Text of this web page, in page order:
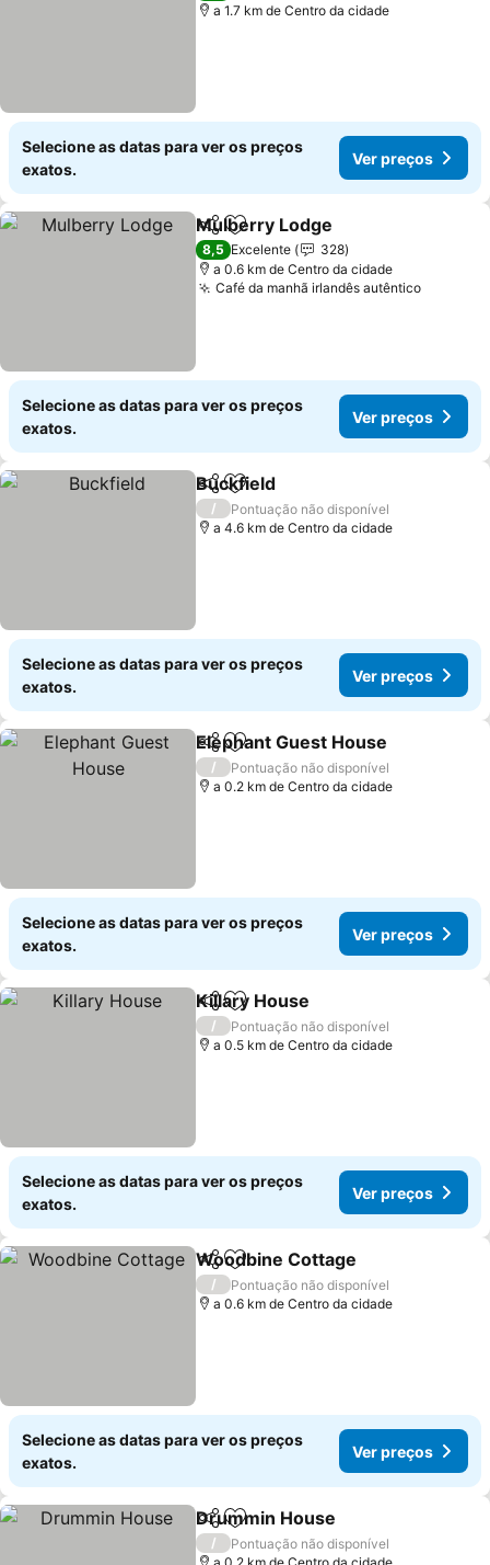
a 1.7 km de Centro da cidade
Selecione as datas para ver os preços
exatos.
Ver preços
PartilharAdicionar aos favoritos
Mulberry Lodge
8,5 Excelente
328
a 0.6 km de Centro da cidade
Café da manhã irlandês autêntico
Selecione as datas para ver os preços
exatos.
Ver preços
PartilharAdicionar aos favoritos
Buckfield
/
Pontuação não disponível
a 4.6 km de Centro da cidade
Selecione as datas para ver os preços
exatos.
Ver preços
PartilharAdicionar aos favoritos
Elephant Guest House
/
Pontuação não disponível
a 0.2 km de Centro da cidade
Selecione as datas para ver os preços
exatos.
Ver preços
PartilharAdicionar aos favoritos
Killary House
/
Pontuação não disponível
a 0.5 km de Centro da cidade
Selecione as datas para ver os preços
exatos.
Ver preços
PartilharAdicionar aos favoritos
Woodbine Cottage
/
Pontuação não disponível
a 0.6 km de Centro da cidade
Selecione as datas para ver os preços
exatos.
Ver preços
PartilharAdicionar aos favoritos
Drummin House
/
Pontuação não disponível